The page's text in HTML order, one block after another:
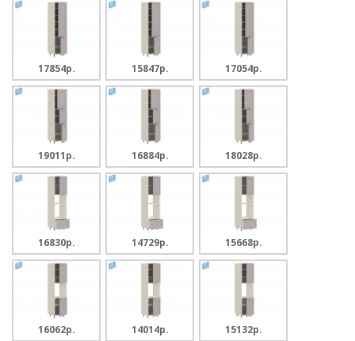
17854p. 15847p. 17054p.
19011p. 16884p. 18028p.
16830p. 14729p. 15668p.
16062p. 14014p. 15132p.